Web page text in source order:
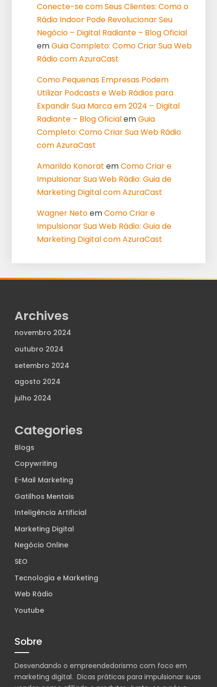
Conecte-se com Seus Clientes: Como o
Rádio Indoor Pode Revolucionar Seu
Negócio – Digital Radiante – Blog Oficial
emGuia Completo: Como Criar Sua Web
Rádio com AzuraCast
Como Pequenas Empresas Podem
Utilizar Podcasts e Web Rádios para
Expandir Sua Marca em 2024 – Digital
Radiante – Blog OficialemGuia
Completo: Como Criar Sua Web Rádio
com AzuraCast
Amarildo Konorat emComo Criar e
Impulsionar Sua Web Rádio: Guia de
Marketing Digital com AzuraCast
Wagner NetoemComo Criar e
Impulsionar Sua Web Rádio: Guia de
Marketing Digital com AzuraCast
Archives
novembro 2024
outubro 2024
setembro 2024
agosto 2024
julho 2024
Categories
Blogs
Copywriting
E-Mail Marketing
Gatilhos Mentais
Inteligência Artificial
Marketing Digital
Negócio Online
SEO
Tecnologia e Marketing
Web Rádio
Youtube
Sobre
Desvendando o empreendedorismo com foco em
marketing digital. Dicas práticas para impulsionar suas